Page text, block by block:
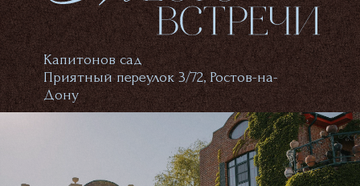
Капитонов сад
Приятный переулок 3/72, Ростов-на-
Дону